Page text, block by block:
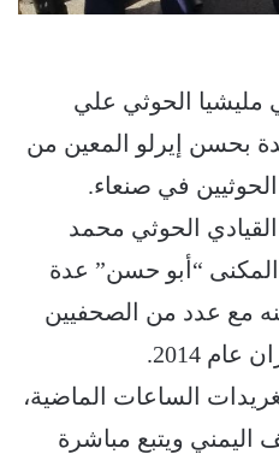
الحوثي علي
بحسن إيرلو المعين من
في صنعاء.
الحوثي محمد
المكنى “أبو حسن” عدة
مع عدد من الصحفيين
2014.
الساعات الماضية،
اليمني ويتبع مباشرة